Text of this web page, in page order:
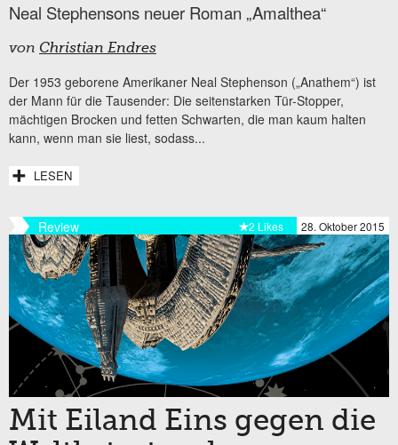
Neal Stephensons neuer Roman „Amalthea“
von Christian Endres
Der 1953 geborene Amerikaner Neal Stephenson („Anathem“) ist
der Mann für die Tausender: Die seitenstarken Tür-Stopper,
mächtigen Brocken und fetten Schwarten, die man kaum halten
kann, wenn man sie liest, sodass...
LESEN
Review 28. Oktober 2015
2 Likes
Mit Eiland Eins gegen die